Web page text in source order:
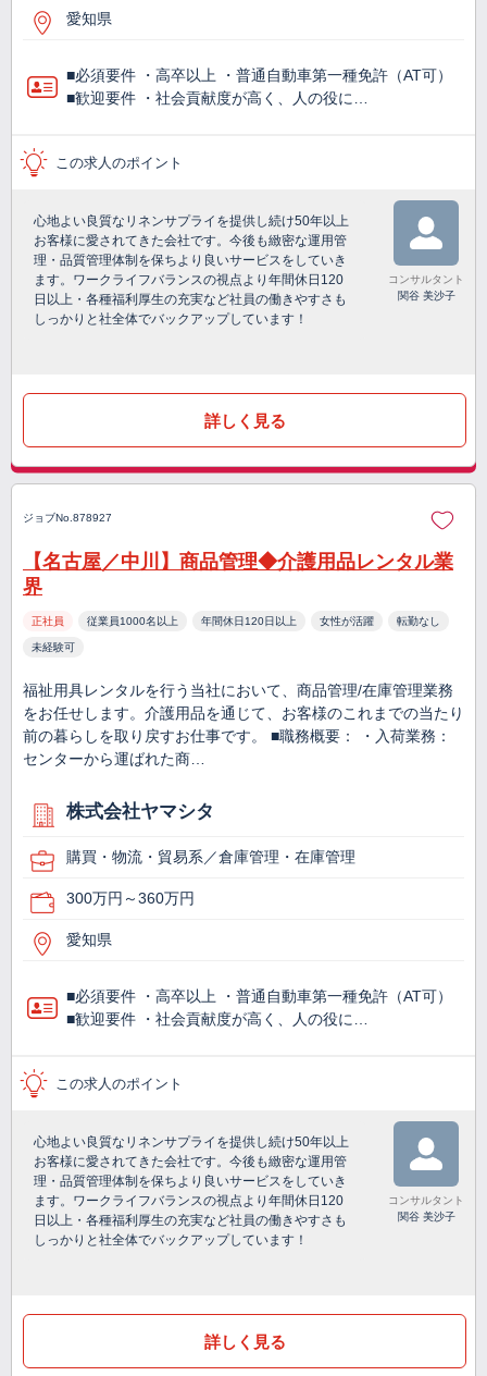
愛知県
■必須要件 ・高卒以上 ・普通自動車第一種免許（AT可）
■歓迎要件 ・社会貢献度が高く、人の役に…
この求人のポイント
心地よい良質なリネンサプライを提供し続け50年以上
お客様に愛されてきた会社です。今後も緻密な運用管
理・品質管理体制を保ちより良いサービスをしていき
ます。ワークライフバランスの視点より年間休日120
日以上・各種福利厚生の充実など社員の働きやすさも
しっかりと社全体でバックアップしています！
コンサルタント
関谷 美沙子
詳しく見る
ジョブNo.878927
【名古屋／中川】商品管理◆介護用品レンタル業
界
正社員 従業員1000名以上 年間休日120日以上 女性が活躍 転勤なし
未経験可
福祉用具レンタルを行う当社において、商品管理/在庫管理業務
をお任せします。介護用品を通じて、お客様のこれまでの当たり
前の暮らしを取り戻すお仕事です。 ■職務概要： ・入荷業務：
センターから運ばれた商…
株式会社ヤマシタ
購買・物流・貿易系／倉庫管理・在庫管理
300万円～360万円
愛知県
■必須要件 ・高卒以上 ・普通自動車第一種免許（AT可）
■歓迎要件 ・社会貢献度が高く、人の役に…
この求人のポイント
心地よい良質なリネンサプライを提供し続け50年以上
お客様に愛されてきた会社です。今後も緻密な運用管
理・品質管理体制を保ちより良いサービスをしていき
ます。ワークライフバランスの視点より年間休日120
日以上・各種福利厚生の充実など社員の働きやすさも
しっかりと社全体でバックアップしています！
コンサルタント
関谷 美沙子
詳しく見る